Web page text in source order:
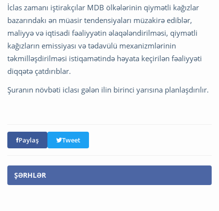
İclas zamanı iştirakçılar MDB ölkələrinin qiymətli kağızlar
bazarındakı ən müasir tendensiyaları müzakirə ediblər,
maliyyə və iqtisadi fəaliyyətin əlaqələndirilməsi, qiymətli
kağızların emissiyası və tədavülü mexanizmlərinin
təkmilləşdirilməsi istiqamətində həyata keçirilən fəaliyyəti
diqqətə çatdırıblar.
Şuranın növbəti iclası gələn ilin birinci yarısına planlaşdırılır.
Paylaş Tweet
ŞƏRHLƏR